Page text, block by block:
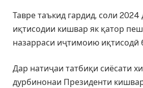
Тавре таъкид гардид, соли
иқтисодии кишвар як қатор
назарраси иҷтимоию иқтисодӣ
Дар натиҷаи татбиқи сиёсати
дурбинонаи Президенти